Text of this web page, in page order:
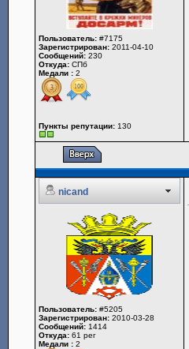
Пользователь: #7175
Зарегистрирован: 2011-04-10
Сообщений: 230
Откуда: СПб
Медали : 2
Пункты репутации: 130
nicand
Пользователь: #5205
Зарегистрирован: 2010-03-28
Сообщений: 1414
Откуда: 61 рег
Медали : 2